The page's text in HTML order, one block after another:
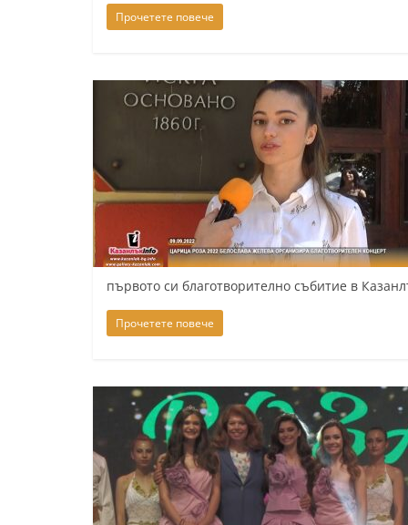
n
k
.
c
o
m
Прочетете повече
първото си благотворително събитие в
Прочетете повече